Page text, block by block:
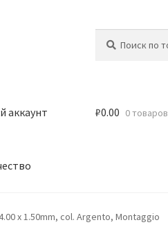
аккаунт ₽0.00 0 товаров
x 1.50mm, col. Argento, Montaggio